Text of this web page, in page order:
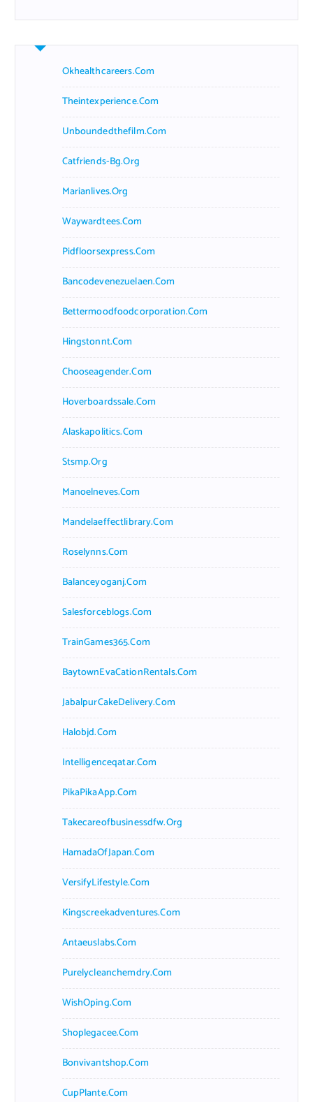
Okhealthcareers.com
Theintexperience.com
Unboundedthefilm.com
Catfriends-Bg.org
Marianlives.org
Waywardtees.com
Pidfloorsexpress.com
Bancodevenezuelaen.com
Bettermoodfoodcorporation.com
Hingstonnt.com
Chooseagender.com
Hoverboardssale.com
Alaskapolitics.com
Stsmp.org
Manoelneves.com
Mandelaeffectlibrary.com
Roselynns.com
Balanceyoganj.com
Salesforceblogs.com
TrainGames365.com
BaytownEvaCationRentals.com
JabalpurCakeDelivery.com
Halobjd.com
Intelligenceqatar.com
PikaPikaApp.com
Takecareofbusinessdfw.org
HamadaOfJapan.com
VersifyLifestyle.com
Kingscreekadventures.com
Antaeuslabs.com
Purelycleanchemdry.com
WishOping.com
Shoplegacee.com
Bonvivantshop.com
CupPlante.com